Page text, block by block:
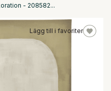
- 208582...
Lägg till i favoriter